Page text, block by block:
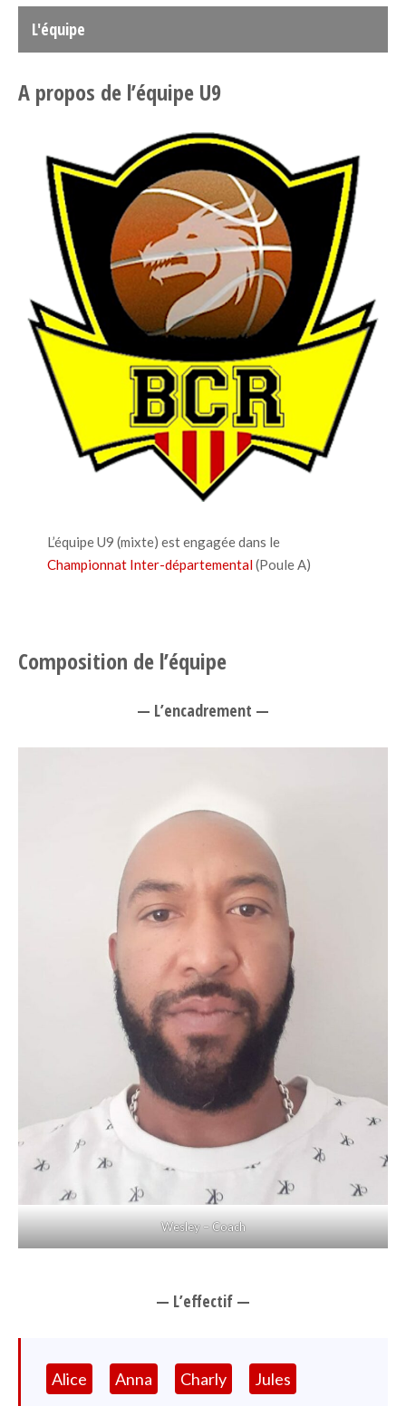
L'équipe
A propos de l’équipe U9
L’équipe U9 (mixte) est engagée dans le
Championnat Inter-départemental(Poule A)
Composition de l’équipe
— L’encadrement —
Wesley – Coach
— L’effectif —
Alice Anna Charly Jules